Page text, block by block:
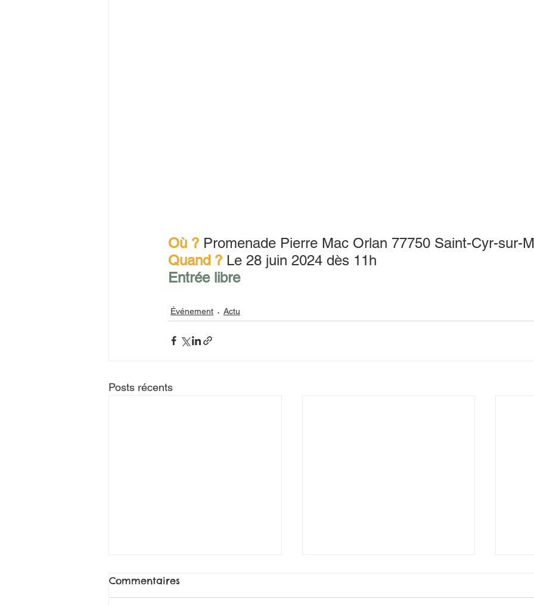
Où ? Promenade Pierre Mac Orlan 77750 Saint-Cyr-sur-
Quand ? Le 28 juin 2024 dès 11h
Entrée libre
Événement Actu
Posts récents
Commentaires